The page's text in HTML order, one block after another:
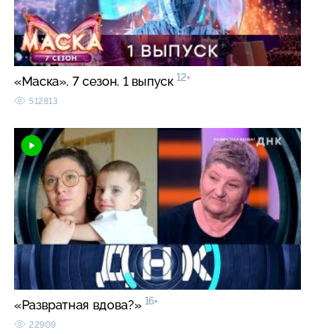
«Маска». 7 сезон. 1 выпуск 12+
512813
«Развратная вдова?» 16+
22909